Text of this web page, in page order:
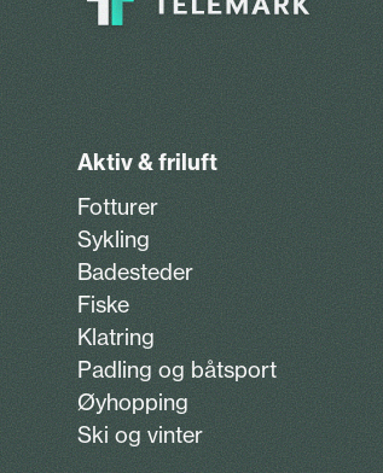
Aktiv & friluft
Fotturer
Sykling
Badesteder
Fiske
Klatring
Padling og båtsport
Øyhopping
Ski og vinter